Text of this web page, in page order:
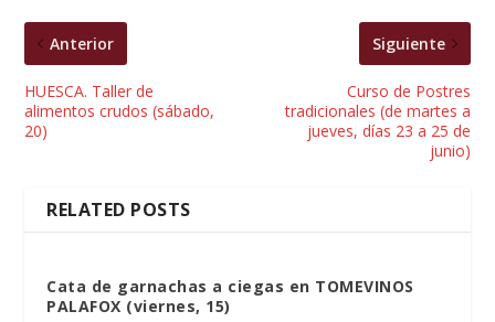
Anterior
HUESCA. Taller de
alimentos crudos (sábado,
20)
Siguiente
Curso de Postres
tradicionales (de martes a
jueves, días 23 a 25 de
junio)
RELATED POSTS
Cata de garnachas a ciegas en TOMEVINOS
PALAFOX (viernes, 15)